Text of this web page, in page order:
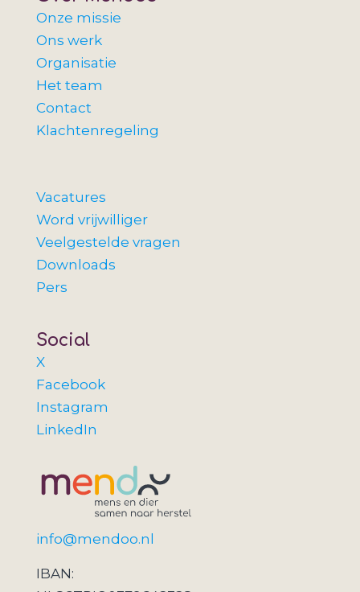
Onze missie
Ons werk
Organisatie
Het team
Contact
Klachtenregeling
Vacatures
Word vrijwilliger
Veelgestelde vragen
Downloads
Pers
Social
X
Facebook
Instagram
LinkedIn
info@mendoo.nl
IBAN: